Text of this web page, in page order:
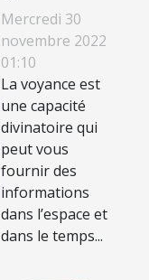
voyance ?
Mercredi 30
novembre 2022
01:10
La voyance est
une capacité
divinatoire qui
peut vous
fournir des
informations
dans l’espace et
dans le temps...